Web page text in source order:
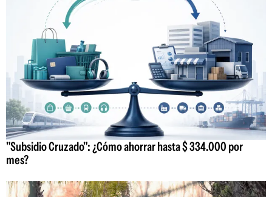
"Subsidio Cruzado": ¿Cómo ahorrar hasta $ 334.000 por
mes?